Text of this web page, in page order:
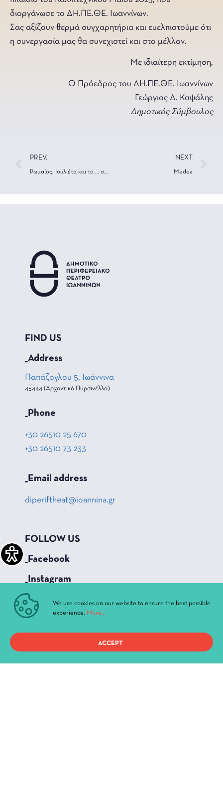
διοργάνωσε το ΔΗ.ΠΕ.ΘΕ. Ιωαννίνων.
Σας αξίζουν θερμά συγχαρητήρια και ευελπιστούμε ότι
η συνεργασία μας θα συνεχιστεί και στο μέλλον.
Με ιδιαίτερη εκτίμηση,
Ο Πρόεδρος του ΔΗ.ΠΕ.ΘΕ. Ιωαννίνων
Γεώργιος Δ. Καψάλης
Δημοτικός Σύμβουλος
PREV.
Ρωμαίος, Ιουλιέτα και το … σόι τους
NEXT
Medea
FIND US
_Address
Παπάζογλου 5, Ιωάννινα
45444 (Αρχοντικό Πυρσινέλλα)
_Phone
+30 26510 25 670
+30 26510 73 233
_Email address
diperiftheat@ioannina.gr
FOLLOW US
_Facebook
_Instagram
_Youtube
Current Performances
Archive
We use cookies on our website to ensure the best possible
experience. More...
ACCEPT